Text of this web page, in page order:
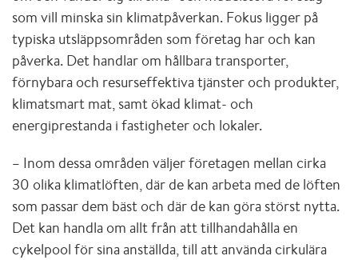
som vill minska sin klimatpåverkan. Fokus ligger på
typiska utsläppsområden som företag har och kan
påverka. Det handlar om hållbara transporter,
förnybara och resurseffektiva tjänster och produkter,
klimatsmart mat, samt ökad klimat- och
energiprestanda i fastigheter och lokaler.
– Inom dessa områden väljer företagen mellan cirka
30 olika klimatlöften, där de kan arbeta med de löften
som passar dem bäst och där de kan göra störst nytta.
Det kan handla om allt från att tillhandahålla en
cykelpool för sina anställda, till att använda cirkulära